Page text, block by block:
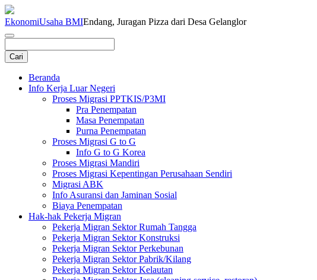
EkonomiUsaha BMIEndang, Juragan Pizza dari Desa Gelanglor
Beranda
Info Kerja Luar Negeri
Proses Migrasi PPTKIS/P3MI
Pra Penempatan
Masa Penempatan
Purna Penempatan
Proses Migrasi G to G
Info G to G Korea
Proses Migrasi Mandiri
Proses Migrasi Kepentingan Perusahaan Sendiri
Migrasi ABK
Info Asuransi dan Jaminan Sosial
Biaya Penempatan
Hak-hak Pekerja Migran
Pekerja Migran Sektor Rumah Tangga
Pekerja Migran Sektor Konstruksi
Pekerja Migran Sektor Perkebunan
Pekerja Migran Sektor Pabrik/Kilang
Pekerja Migran Sektor Kelautan